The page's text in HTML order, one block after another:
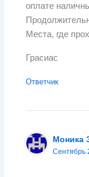
оплате
Места, где
Грасиас
Ответчик
Моника
Сентябрь